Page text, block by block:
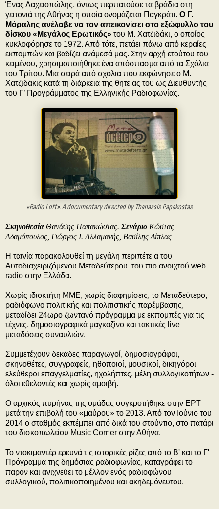
Ένας Λαχειοπώλης, όντως περπατούσε τα βράδια στη
γειτονιά της Αθήνας η οποία ονομάζεται Παγκράτι. Ο Γ.
Μόραλης ανέλαβε να τον απεικονίσει στο εξώφυλλο του
δίσκου «Μεγάλος Ερωτικός» του Μ. Χατζιδάκι, ο οποίος
κυκλοφόρησε το 1972. Από τότε, πετάει πάνω από κεραίες
εκπομπών και βαδίζει ανάμεσά μας. Στην αρχή ετούτου του
κειμένου, χρησιμοποιήθηκε ένα απόσπασμα από τα Σχόλια
του Τρίτου. Μια σειρά από σχόλια που εκφώνησε ο Μ.
Χατζιδάκις κατά τη διάρκεια της θητείας του ως Διευθυντής
του Γ’ Προγράμματος της Ελληνικής Ραδιοφωνίας.
«Radio Loft». A documentary directed by Thanassis Papakostas
Σκηνοθεσία Θανάσης Παπακώστας.Σενάριο Κώστας
Αδαμόπουλος, Γιώργος I. Αλλαμανής, Βασίλης Δίπλας
Η ταινία παρακολουθεί τη μεγάλη περιπέτεια του
Αυτοδιαχειριζόμενου Μεταδεύτερου, του πιο ανοιχτού web
radio στην Ελλάδα.
Χωρίς ιδιοκτήτη ΜΜΕ, χωρίς διαφημίσεις, το Μεταδεύτερο,
ραδιόφωνο πολιτικής και πολιτιστικής παρέμβασης,
μεταδίδει 24ωρο ζωντανό πρόγραμμα με εκπομπές για τις
τέχνες, δημοσιογραφικά μαγκαζίνο και τακτικές live
μεταδόσεις συναυλιών.
Συμμετέχουν δεκάδες παραγωγοί, δημοσιογράφοι,
σκηνοθέτες, συγγραφείς, ηθοποιοί, μουσικοί, δικηγόροι,
ελεύθεροι επαγγελματίες, ηχολήπτες, μέλη συλλογικοτήτων -
όλοι εθελοντές και χωρίς αμοιβή.
Ο αρχικός πυρήνας της ομάδας συγκροτήθηκε στην ΕΡΤ
μετά την επιβολή του «μαύρου» το 2013. Από τον Ιούνιο του
2014 ο σταθμός εκπέμπει από δικά του στούντιο, στο πατάρι
του δισκοπωλείου Music Corner στην Αθήνα.
Το ντοκιμαντέρ ερευνά τις ιστορικές ρίζες από το Β' και το Γ'
Πρόγραμμα της δημόσιας ραδιοφωνίας, καταγράφει το
παρόν και ανιχνεύει το μέλλον ενός ραδιοφώνου
συλλογικού, πολιτικοποιημένου και ακηδεμόνευτου.